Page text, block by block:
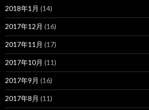
2018年1月 (14)
2017年12月 (16)
2017年11月 (17)
2017年10月 (11)
2017年9月 (16)
2017年8月 (11)